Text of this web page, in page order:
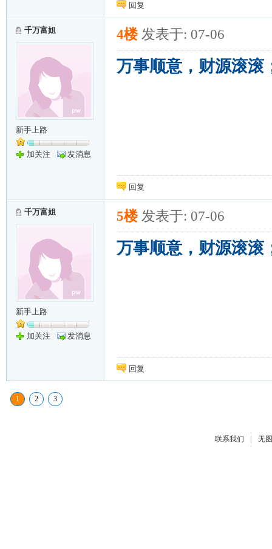
回复
千万富姐
新手上路
加关注 发消息
4楼 发表于: 07-06
万事顺意，财源滚滚
回复
千万富姐
新手上路
加关注 发消息
5楼 发表于: 07-06
万事顺意，财源滚滚
回复
1 2 3
联系我们 | 无